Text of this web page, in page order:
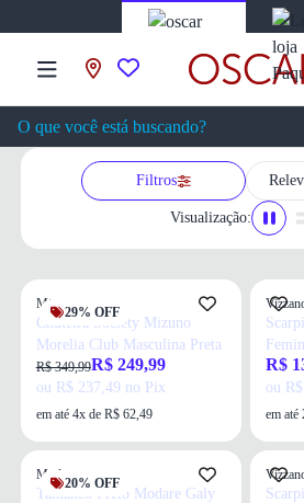
Filtros
Visualização:
29% OFF
Mizuno
Chuteira Society Mizuno
Morelia Club Masculina Preta
R$ 349,99R$ 249,99
ou R$ 237,49 no Pix
em até 4x de R$ 62,49
R$
ou
em até
20% OFF
Modare
Tamanco Preto Modare Galy